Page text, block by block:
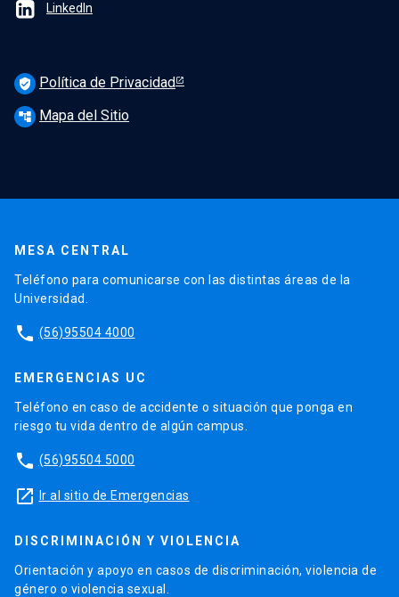
LinkedIn
verified_user Política de Privacidad
account_tree Mapa del Sitio
MESA CENTRAL
Teléfono para comunicarse con las distintas áreas de la
Universidad.
phone (56)95504 4000
EMERGENCIAS UC
Teléfono en caso de accidente o situación que ponga en
riesgo tu vida dentro de algún campus.
phone (56)95504 5000
launch Ir al sitio de Emergencias
DISCRIMINACIÓN Y VIOLENCIA
Orientación y apoyo en casos de discriminación, violencia de
género o violencia sexual.